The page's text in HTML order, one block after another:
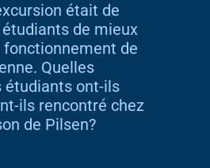
était de
de mieux
de
Quelles
ont-ils
ils rencontré chez
de Pilsen?